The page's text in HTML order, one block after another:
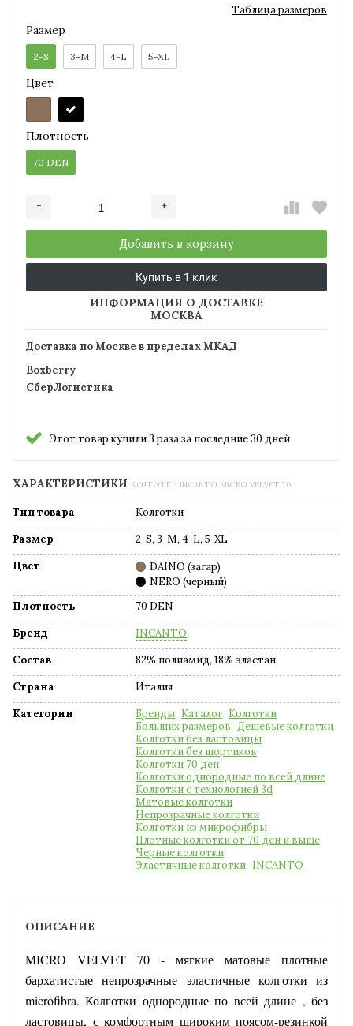
Таблица размеров
Размер
2-S 3-M 4-L 5-XL
Цвет
Плотность
70 DEN
- +
Добавить в корзину
Купить в 1 клик
ИНФОРМАЦИЯ О ДОСТАВКЕ
МОСКВА
Доставка по Москве в пределах МКАД
Boxberry
СберЛогистика
Этот товар купили 3 раза за последние 30 дней
ХАРАКТЕРИСТИКИ КОЛГОТКИ INCANTO MICRO VELVET 70
Тип товара
Колготки
Размер
2-S, 3-M, 4-L, 5-XL
Цвет
DAINO (загар)
NERO (черный)
Плотность
70 DEN
Бренд
INCANTO
Состав
82% полиамид, 18% эластан
Страна
Италия
Категории
Бренды Каталог Колготки
Больших размеров Дешевые колготки
Колготки без ластовицы
Колготки без шортиков
Колготки 70 ден
Колготки однородные по всей длине
Колготки с технологией 3d
Матовые колготки
Непрозрачные колготки
Колготки из микрофибры
Плотные колготки от 70 ден и выше
Черные колготки
Эластичные колготки INCANTO
ОПИСАНИЕ
MICRO VELVET 70 - мягкие матовые плотные
бархатистые непрозрачные эластичные колготки из
microfibra.Колготки однородные по всей длине , без
ластовицы, с комфортным широким поясом-резинкой